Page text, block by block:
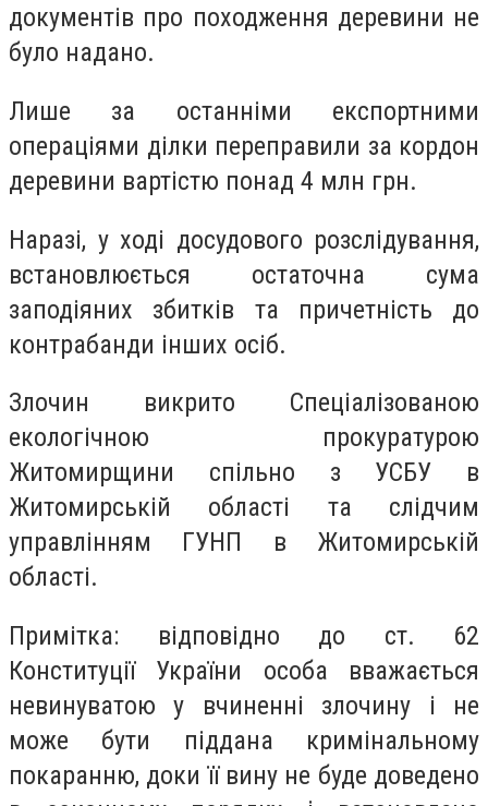
документів про походження деревини не
було надано.
Лише за останніми експортними
операціями ділки переправили за кордон
деревини вартістю понад 4 млн грн.
Наразі, у ході досудового розслідування,
встановлюється остаточна сума
заподіяних збитків та причетність до
контрабанди інших осіб.
Злочин викрито Спеціалізованою
екологічною прокуратурою
Житомирщини спільно з УСБУ в
Житомирській області та слідчим
управлінням ГУНП в Житомирській
області.
Примітка: відповідно до ст. 62
Конституції України особа вважається
невинуватою у вчиненні злочину і не
може бути піддана кримінальному
покаранню, доки її вину не буде доведено